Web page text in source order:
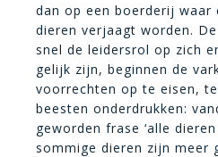
dan op een boerderij waar
dieren verjaagt worden.
snel de leidersrol op zich
gelijk zijn, beginnen de
voorrechten op te eisen,
beesten onderdrukken:
geworden frase ‘alle
sommige dieren zijn meer